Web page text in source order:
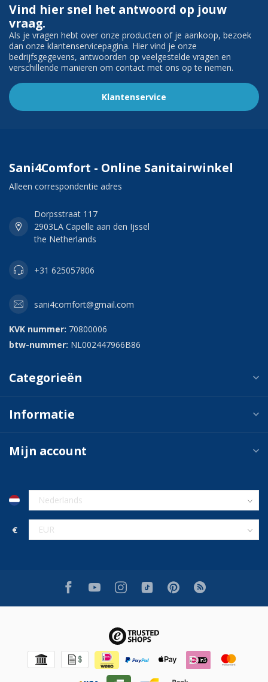
Vind hier snel het antwoord op jouw
vraag.
Als je vragen hebt over onze producten of je aankoop, bezoek
dan onze klantenservicepagina. Hier vind je onze
bedrijfsgegevens, antwoorden op veelgestelde vragen en
verschillende manieren om contact met ons op te nemen.
Klantenservice
Sani4Comfort - Online Sanitairwinkel
Alleen correspondentie adres
Dorpsstraat 117
2903LA Capelle aan den Ijssel
the Netherlands
+31 625057806
sani4comfort@gmail.com
KVK nummer: 70800006
btw-nummer: NL002447966B86
Categorieën
Informatie
Mijn account
€